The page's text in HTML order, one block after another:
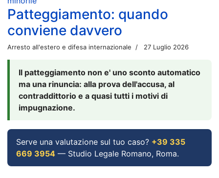
Patteggiamento: quando
conviene davvero
Arresto all'estero e difesa internazionale 27 Luglio 2026
Il patteggiamento non e' uno sconto automatico
ma una rinuncia: alla prova dell'accusa, al
contraddittorio e a quasi tutti i motivi di
impugnazione.
Serve una valutazione sul tuo caso? +39 335
669 3954 — Studio Legale Romano, Roma.